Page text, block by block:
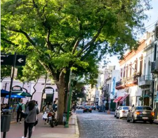
kompleksu se nalazi Crkva Svetog Ignjatija (
veku, najstarija bibliotekaLa Libreria de Avila, i
Na Trgu Lavale (Plaza Lavalle), koji je naziv
videćemo njegov spomenik, Kolumbovo
sinagogu. Zatim ćemo otići do Trga
nacionalni istorijski spomenik podignut 1936,
monumentalna zdanja koja su danas zaštićeni
(Palacio de Aguas Corrientes), zgrade u
Zaustavićemo se u delu gradaPuerto Madero
crvene cigle koje su nekada bile skladišta, s
kancelarije. Put nas dalje vodi ka kvartu La Boka
Bombonera“, kojeg bije glas da je mesto
kraj je poznat po šarenim kućama u jarkim